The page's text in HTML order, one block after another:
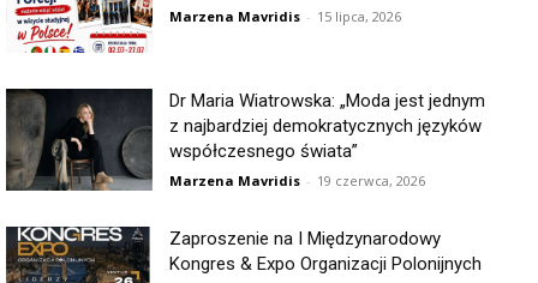
Marzena Mavridis - 15 lipca, 2026
Dr Maria Wiatrowska: „Moda jest jednym
z najbardziej demokratycznych języków
współczesnego świata”
Marzena Mavridis - 19 czerwca, 2026
Zaproszenie na I Międzynarodowy
Kongres & Expo Organizacji Polonijnych